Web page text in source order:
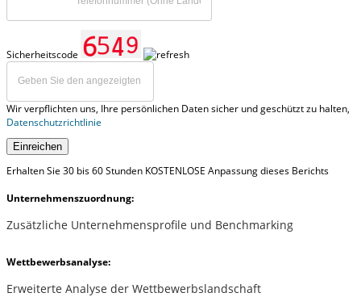
Sicherheitscode
Wir verpflichten uns, Ihre persönlichen Daten sicher und geschützt zu halten,
Datenschutzrichtlinie
Einreichen
Erhalten Sie 30 bis 60 Stunden KOSTENLOSE Anpassung dieses Berichts
Unternehmenszuordnung:
Zusätzliche Unternehmensprofile und Benchmarking
Wettbewerbsanalyse:
Erweiterte Analyse der Wettbewerbslandschaft